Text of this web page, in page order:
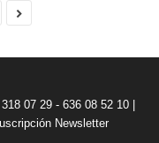
07 29 - 636 08 52 10 |
Newsletter